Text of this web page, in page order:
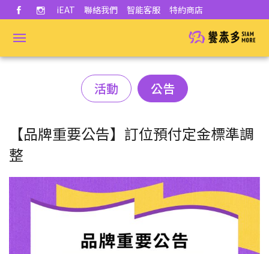
iEAT 聯絡我們 智能客服 特約商店
活動 公告
【品牌重要公告】訂位預付定金標準調
整